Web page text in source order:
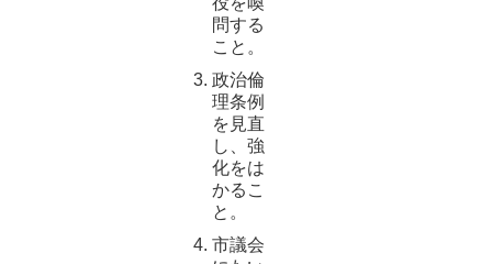
問する
こと。
政治倫
理条例
を見直
し、強
化をは
かるこ
と。
市議会